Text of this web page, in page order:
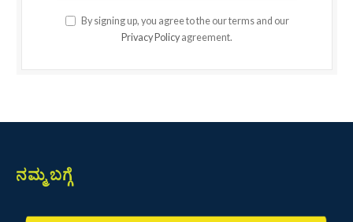
By signing up, you agree to the our terms and our
Privacy Policy agreement.
ನಮ್ಮ ಬಗ್ಗೆ